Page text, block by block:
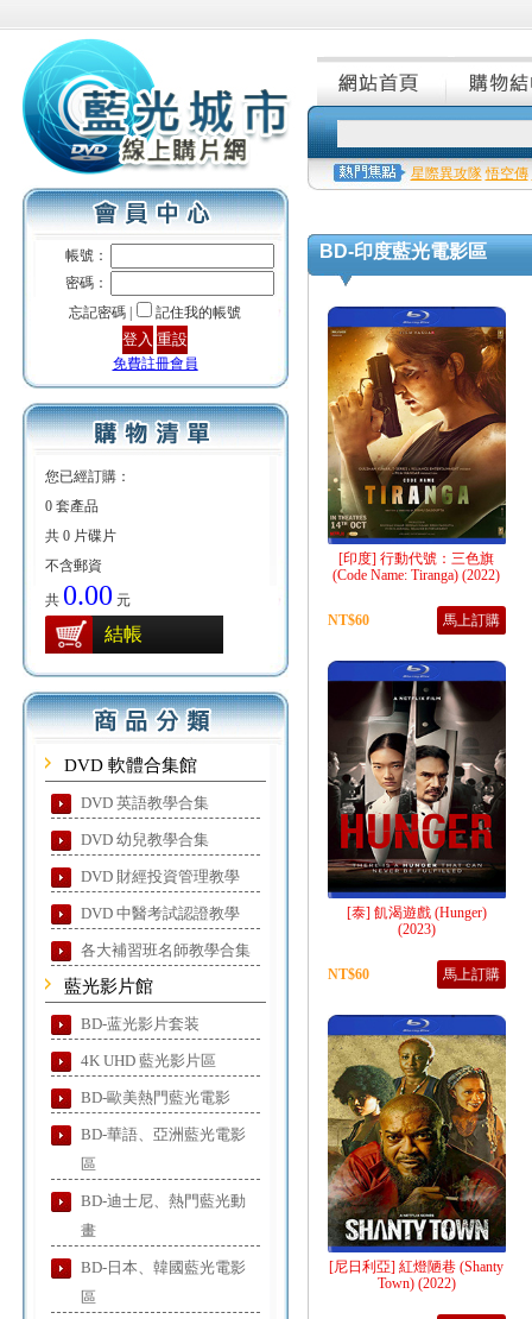
帳號：
密碼：
忘記密碼 |
記住我的帳號
免費註冊會員
您已經訂購：
0 套產品
共 0 片碟片
不含郵資
共 0.00 元
結帳
DVD 軟體合集館
DVD 英語教學合集
DVD 幼兒教學合集
DVD 財經投資管理教學
DVD 中醫考試認證教學
各大補習班名師教學合集
藍光影片館
BD-蓝光影片套装
4K UHD 藍光影片區
BD-歐美熱門藍光電影
BD-華語、亞洲藍光電影
區
BD-迪士尼、熱門藍光動
畫
BD-日本、韓國藍光電影
區
星際異攻隊 悟空傳
BD-印度藍光電影區
[印度] 行動代號：三色旗
(Code Name: Tiranga) (2022)
NT$60 馬上訂購
[泰] 飢渴遊戲 (Hunger)
(2023)
NT$60 馬上訂購
[尼日利亞] 紅燈陋巷 (Shanty
Town) (2022)